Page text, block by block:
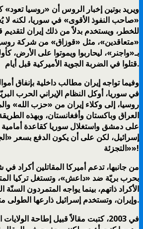
ويريد بوتين إخبار الروس أن «روسيا
«صاحب النفوذ الأقوى» في سوريا، لكنه
للخطر، ويستخدم بدلاً من ذلك إيران لتقديم
«متعاقدين»، مثل «قوزاق» من شركة
بـ«واجنر»، ليحاربوا ويموتوا على الأرض،
قتلوا في الضربة الجوية الأميركية قبل أيام.
وفيما تواجه إيران مطالب داخلية بإنفاق
في سوريا، أوكل النظام الإيراني الحرب
روسيا، إلى وكلاء إيران من «حزب الله»
العراق وباكستان وأفغانستان، وبهذه
على دمشق واستغلال سوريا كقاعدة
إسرائيل، لكن على أن يكون الدفع بسعر
«التجزئة»!
من جانبها، تدعم أميركا المقاتلين أكراد
بحرب بريّة ضد «داعش»، وتستغل تركيا
الأكراد ذاتهم، بينما يواجه المتمردون السنّة
وإيران، وتستخدم إسرائيل ذارعها الطولى متمثلة في قواتها الجوية.
في 2003، كتبت مقالاً قبيل إطاحة